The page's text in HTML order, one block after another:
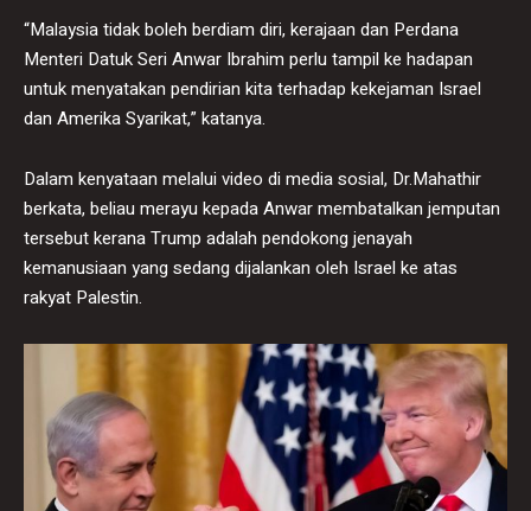
“Malaysia tidak boleh berdiam diri, kerajaan dan Perdana
Menteri Datuk Seri Anwar Ibrahim perlu tampil ke hadapan
untuk menyatakan pendirian kita terhadap kekejaman Israel
dan Amerika Syarikat,” katanya.
Dalam kenyataan melalui video di media sosial, Dr.Mahathir
berkata, beliau merayu kepada Anwar membatalkan jemputan
tersebut kerana Trump adalah pendokong jenayah
kemanusiaan yang sedang dijalankan oleh Israel ke atas
rakyat Palestin.